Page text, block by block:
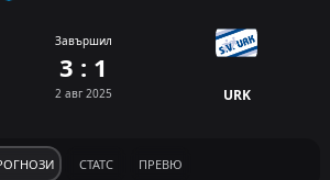
Завършил
3 : 1
2 авг 2025 URK
СТАТС ПРЕВЮ